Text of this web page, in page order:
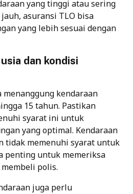
yang tinggi atau sering
asuransi TLO bisa
yang lebih sesuai dengan
dan kondisi
menanggung kendaraan
15 tahun. Pastikan
syarat ini untuk
yang optimal. Kendaraan
tidak memenuhi syarat untuk
penting untuk memeriksa
polis.
juga perlu